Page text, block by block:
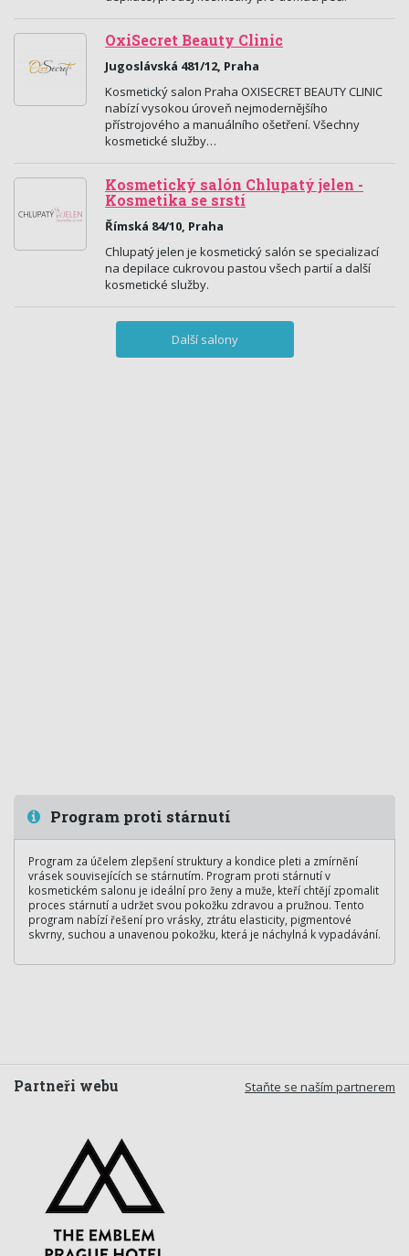
OxiSecret Beauty Clinic
Jugoslávská 481/12, Praha
Kosmetický salon Praha OXISECRET BEAUTY CLINIC
nabízí vysokou úroveň nejmodernějšího
přístrojového a manuálního ošetření. Všechny
kosmetické služby…
Kosmetický salón Chlupatý jelen -
Kosmetika se srstí
Římská 84/10, Praha
Chlupatý jelen je kosmetický salón se specializací
na depilace cukrovou pastou všech partií a další
kosmetické služby.
Další salony
Program proti stárnutí
Program za účelem zlepšení struktury a kondice pleti a zmírnění
vrásek souvisejících se stárnutím. Program proti stárnutí v
kosmetickém salonu je ideální pro ženy a muže, kteří chtějí zpomalit
proces stárnutí a udržet svou pokožku zdravou a pružnou. Tento
program nabízí řešení pro vrásky, ztrátu elasticity, pigmentové
skvrny, suchou a unavenou pokožku, která je náchylná k vypadávání.
Staňte se naším partnerem
Partneři webu